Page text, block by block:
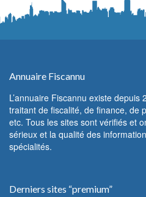
Annuaire Fiscannu
L’annuaire Fiscannu existe
traitant de fiscalité, de finance, de
etc. Tous les sites sont vérifiés et
sérieux et la qualité des
spécialités.
Derniers sites “premium”